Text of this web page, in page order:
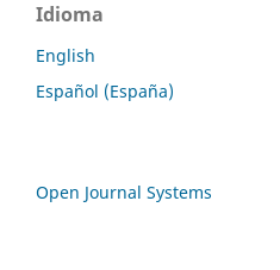
Idioma
English
Español (España)
Open Journal Systems